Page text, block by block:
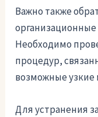
Важно также
Необходимо
процедур,
возможные узкие
Для устранения